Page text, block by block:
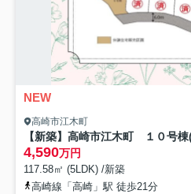
NEW
高崎市江木町
4,590万円
117.58㎡ (5LDK) /新築
高崎線「高崎」駅 徒歩21分